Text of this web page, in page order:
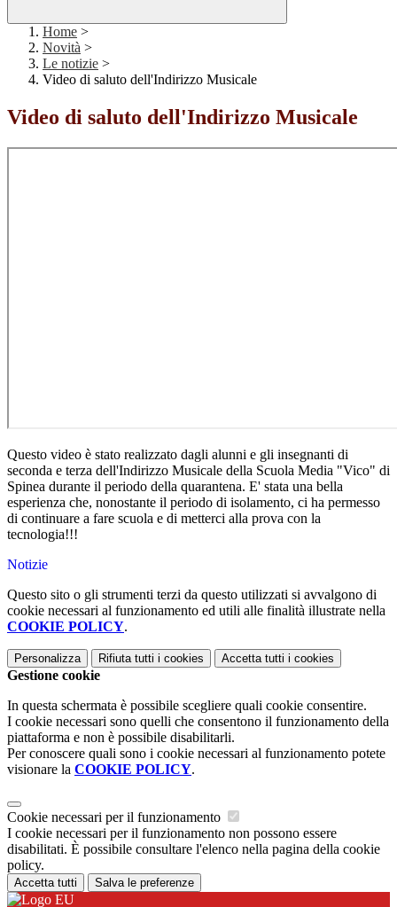
Home >
Novità >
Le notizie >
Video di saluto dell'Indirizzo Musicale
Video di saluto dell'Indirizzo Musicale
Questo video è stato realizzato dagli alunni e gli insegnanti di
seconda e terza dell'Indirizzo Musicale della Scuola Media "Vico" di
Spinea durante il periodo della quarantena. E' stata una bella
esperienza che, nonostante il periodo di isolamento, ci ha permesso
di continuare a fare scuola e di metterci alla prova con la
tecnologia!!!
Notizie
Questo sito o gli strumenti terzi da questo utilizzati si avvalgono di
cookie necessari al funzionamento ed utili alle finalità illustrate nella
COOKIE POLICY.
Personalizza Rifiuta tutti i cookies Accetta tutti i cookies
Gestione cookie
In questa schermata è possibile scegliere quali cookie consentire.
I cookie necessari sono quelli che consentono il funzionamento della
piattaforma e non è possibile disabilitarli.
Per conoscere quali sono i cookie necessari al funzionamento potete
visionare la COOKIE POLICY.
Cookie necessari per il funzionamento
I cookie necessari per il funzionamento non possono essere
disabilitati. È possibile consultare l'elenco nella pagina della cookie
policy.
Accetta tutti Salva le preferenze